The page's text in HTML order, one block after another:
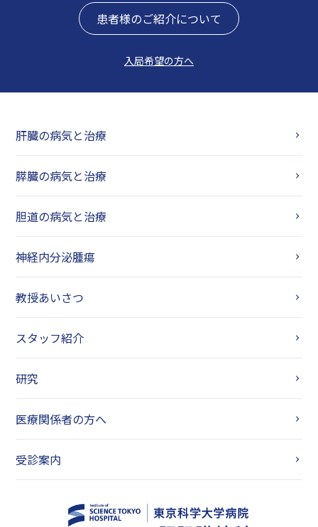
患者様のご紹介について
入局希望の方へ
肝臓の病気と治療
膵臓の病気と治療
胆道の病気と治療
神経内分泌腫瘍
教授あいさつ
スタッフ紹介
研究
医療関係者の方へ
受診案内